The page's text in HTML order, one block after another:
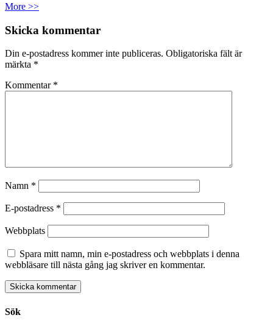
More >>
Skicka kommentar
Din e-postadress kommer inte publiceras. Obligatoriska fält är
märkta *
Kommentar *
Namn *
E-postadress *
Webbplats
Spara mitt namn, min e-postadress och webbplats i denna
webbläsare till nästa gång jag skriver en kommentar.
Sök